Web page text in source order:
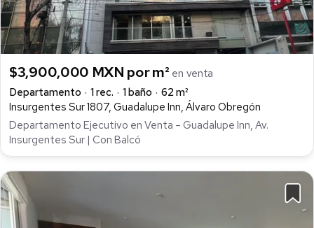
$3,900,000 MXN por m² en venta
Departamento
1 rec. 1 baño
62 m²
Insurgentes Sur 1807, Guadalupe Inn, Álvaro Obregón
Departamento Ejecutivo en Venta – Guadalupe Inn, Av.
Insurgentes Sur | Con Balcó